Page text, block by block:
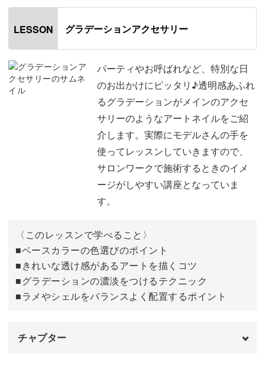
様々な角度からのグラデーションが華やかで、パーティや
なっていますよ。
ピンクをベースにしたナチュラルなグラデーションアート
は、どんな方にも似合いやすい上品さが魅力です♪
実際にモデルさんの手を使ってレッスンしていきますの
で、サロンワークで施術するときのイメージがしやすい講
具体的なポイントは、
◆ベースカラーの色選びのポイント
◆きれいな透け感があるアートを描くコツ
◆グラデーションの濃淡をつけるテクニック
◆ラメやシェルをバランスよく配置するポイント
クニックなど、サロンワークで重宝するテクニックをたっ
LESSON グラデーションアクセサリー
パーティやお呼ばれなど、特別な日
のお出かけにピッタリ♪透明感あふれ
るグラデーションがメインのアクセ
サリーのようなアートネイルをご紹
介します。実際にモデルさんの手を
使ってレッスンしていきますので、
サロンワークで施術するときのイメ
ージがしやすい講座となっていま
す。
〈このレッスンで学べること〉
■ベースカラーの色選びのポイント
■きれいな透け感があるアートを描くコツ
■グラデーションの濃淡をつけるテクニック
■ラメやシェルをバランスよく配置するポイント
チャプター